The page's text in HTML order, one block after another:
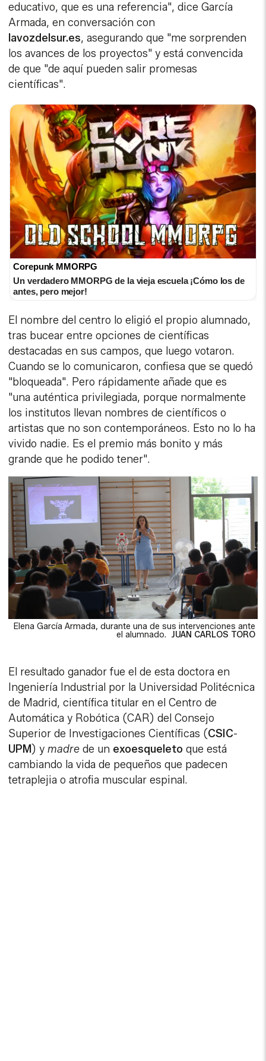
educativo, que es una referencia", dice García
Armada, en conversación con
lavozdelsur.es, asegurando que "me sorprenden
los avances de los proyectos" y está convencida
de que "de aquí pueden salir promesas
científicas".
Corepunk MMORPG
Un verdadero MMORPG de la vieja escuela ¡Cómo los de
antes, pero mejor!
El nombre del centro lo eligió el propio alumnado,
tras bucear entre opciones de científicas
destacadas en sus campos, que luego votaron.
Cuando se lo comunicaron, confiesa que se quedó
"bloqueada". Pero rápidamente añade que es
"una auténtica privilegiada, porque normalmente
los institutos llevan nombres de científicos o
artistas que no son contemporáneos. Esto no lo ha
vivido nadie. Es el premio más bonito y más
grande que he podido tener".
Elena García Armada, durante una de sus intervenciones ante
el alumnado. JUAN CARLOS TORO
El resultado ganador fue el de esta doctora en
Ingeniería Industrial por la Universidad Politécnica
de Madrid, científica titular en el Centro de
Automática y Robótica (CAR) del Consejo
Superior de Investigaciones Científicas (CSIC-
UPM) ymadre de un exoesqueleto que está
cambiando la vida de pequeños que padecen
tetraplejia o atrofia muscular espinal.